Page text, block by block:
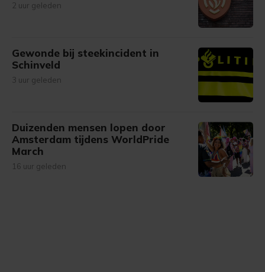
2 uur geleden
Gewonde bij steekincident in
Schinveld
3 uur geleden
Duizenden mensen lopen door
Amsterdam tijdens WorldPride
March
16 uur geleden